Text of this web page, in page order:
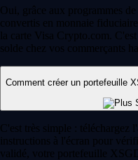
Oui, grâce aux programmes
convertis en monnaie
la carte Visa Crypto.com.
solde chez vos commerçants
Comment créer un portefeuille
C'est très simple : téléchargez
instructions à l'écran pour
validé, votre portefeuille